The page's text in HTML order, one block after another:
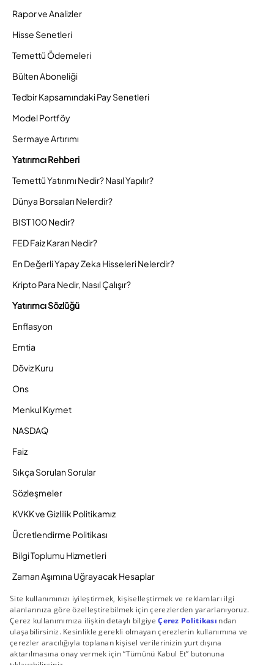
Rapor ve Analizler
Hisse Senetleri
Temettü Ödemeleri
Bülten Aboneliği
Tedbir Kapsamındaki Pay Senetleri
Model Portföy
Sermaye Artırımı
Yatırımcı Rehberi
Temettü Yatırımı Nedir? Nasıl Yapılır?
Dünya Borsaları Nelerdir?
BIST 100 Nedir?
FED Faiz Kararı Nedir?
En Değerli Yapay Zeka Hisseleri Nelerdir?
Kripto Para Nedir, Nasıl Çalışır?
Yatırımcı Sözlüğü
Enflasyon
Emtia
Döviz Kuru
Ons
Menkul Kıymet
NASDAQ
Faiz
Sıkça Sorulan Sorular
Sözleşmeler
KVKK ve Gizlilik Politikamız
Ücretlendirme Politikası
Bilgi Toplumu Hizmetleri
Zaman Aşımına Uğrayacak Hesaplar
Duyurular ve Kampanyalar
© 2026 Gedik Yatırım Menkul Değerler AŞ. Tüm Hakları